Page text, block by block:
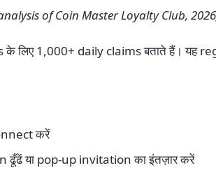
of Coin Master Loyalty Club,
लिए 1,000+ daily claims बताते हैं। यह
करें
या pop-up invitation का इंतज़ार करें